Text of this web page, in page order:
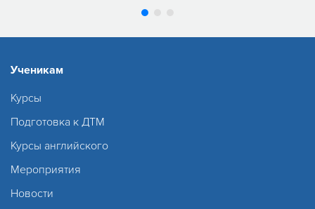
Ученикам
Курсы
Подготовка к ДТМ
Курсы английского
Мероприятия
Новости